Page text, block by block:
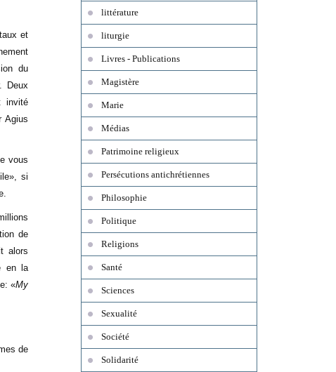
et
du
Deux
invité
Agius
vous
si
de
alors
en la
«My
de
littérature
liturgie
Livres - Publications
Magistère
Marie
Médias
Patrimoine religieux
Persécutions antichrétiennes
Philosophie
Politique
Religions
Santé
Sciences
Sexualité
Société
Solidarité